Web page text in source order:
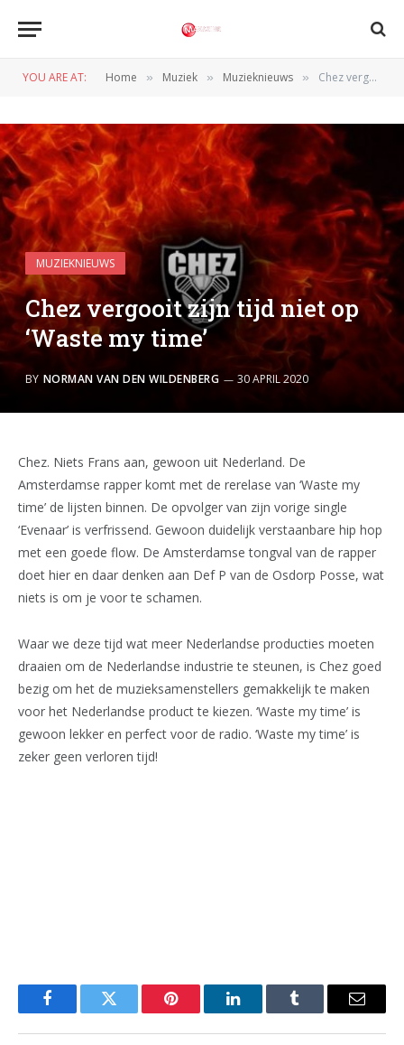
YOU ARE AT: Home » Muziek » Muzieknieuws » Chez vergooit zijn tijd niet op ‘Waste my time’
MUZIEKNIEUWS
Chez vergooit zijn tijd niet op
‘Waste my time’
BY NORMAN VAN DEN WILDENBERG 30 APRIL 2020
Chez. Niets Frans aan, gewoon uit Nederland. De
Amsterdamse rapper komt met de rerelase van ‘Waste my
time’ de lijsten binnen. De opvolger van zijn vorige single
‘Evenaar’ is verfrissend. Gewoon duidelijk verstaanbare hip hop
met een goede flow. De Amsterdamse tongval van de rapper
doet hier en daar denken aan Def P van de Osdorp Posse, wat
niets is om je voor te schamen.
Waar we deze tijd wat meer Nederlandse producties moeten
draaien om de Nederlandse industrie te steunen, is Chez goed
bezig om het de muzieksamenstellers gemakkelijk te maken
voor het Nederlandse product te kiezen. ‘Waste my time’ is
gewoon lekker en perfect voor de radio. ‘Waste my time’ is
zeker geen verloren tijd!
FacebookTwitter Pinterest LinkedInTumblr Email